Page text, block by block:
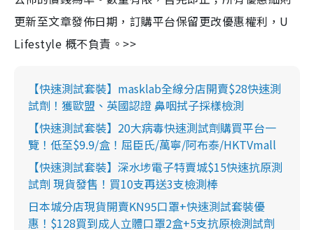
更新至文章發佈日期，訂購平台保留更改優惠權利，U
Lifestyle 概不負責。>>
【快速測試套裝】masklab全線分店開賣$28快速測
試劑！獲歐盟、英國認證 鼻咽拭子採樣檢測
【快速測試套裝】20大病毒快速測試劑購買平台一
覽！低至$9.9/盒！屈臣氏/萬寧/阿布泰/HKTVmall
【快速測試套裝】深水埗電子特賣城$15快速抗原測
試劑 現貨發售！買10支再送3支檢測棒
日本城分店現貨開賣KN95口罩+快速測試套裝優
惠！$128買到成人立體口罩2盒+5支抗原檢測試劑